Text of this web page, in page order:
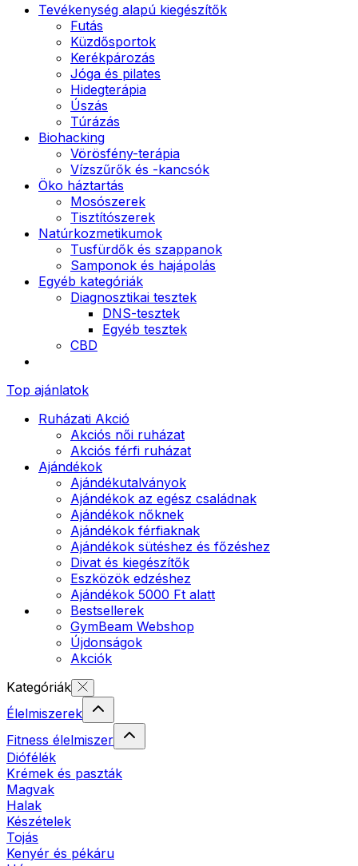
Tevékenység alapú kiegészítők
Futás
Küzdősportok
Kerékpározás
Jóga és pilates
Hidegterápia
Úszás
Túrázás
Biohacking
Vörösfény-terápia
Vízszűrők és -kancsók
Öko háztartás
Mosószerek
Tisztítószerek
Natúrkozmetikumok
Tusfürdők és szappanok
Samponok és hajápolás
Egyéb kategóriák
Diagnosztikai tesztek
DNS-tesztek
Egyéb tesztek
CBD
Top ajánlatok
Ruházati Akció
Akciós női ruházat
Akciós férfi ruházat
Ajándékok
Ajándékutalványok
Ajándékok az egész családnak
Ajándékok nőknek
Ajándékok férfiaknak
Ajándékok sütéshez és főzéshez
Divat és kiegészítők
Eszközök edzéshez
Ajándékok 5000 Ft alatt
Bestsellerek
GymBeam Webshop
Újdonságok
Akciók
Kategóriák
Élelmiszerek
Fitness élelmiszer
Diófélék
Krémek és paszták
Magvak
Halak
Készételek
Tojás
Kenyér és pékáru